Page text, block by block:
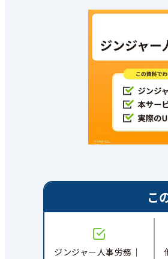
こ
ジンジャー人事労務｜